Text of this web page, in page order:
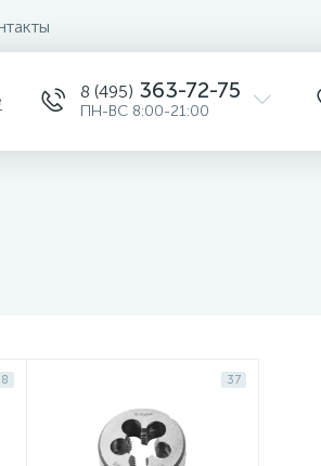
8 (495) 363-72-75
ПН-ВС 8:00-21:00
37